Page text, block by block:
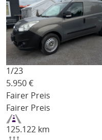
1/23
5.950 €
Fairer Preis
Fairer Preis
125.122 km